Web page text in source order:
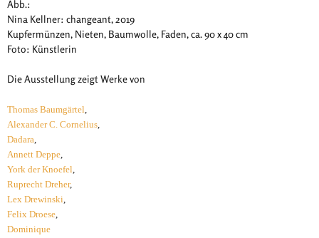
Abb.:
Nina Kellner: changeant, 2019
Kupfermünzen, Nieten, Baumwolle, Faden, ca. 90 x 40 cm
Foto: Künstlerin
Die Ausstellung zeigt Werke von
Thomas Baumgärtel,
Alexander C. Cornelius,
Dadara,
Annett Deppe,
York der Knoefel,
Ruprecht Dreher,
Lex Drewinski,
Felix Droese,
Dominique